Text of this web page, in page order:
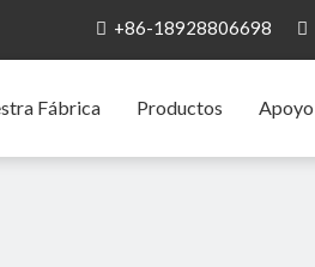
 +86-18928806698 
Fábrica Productos Apoyo